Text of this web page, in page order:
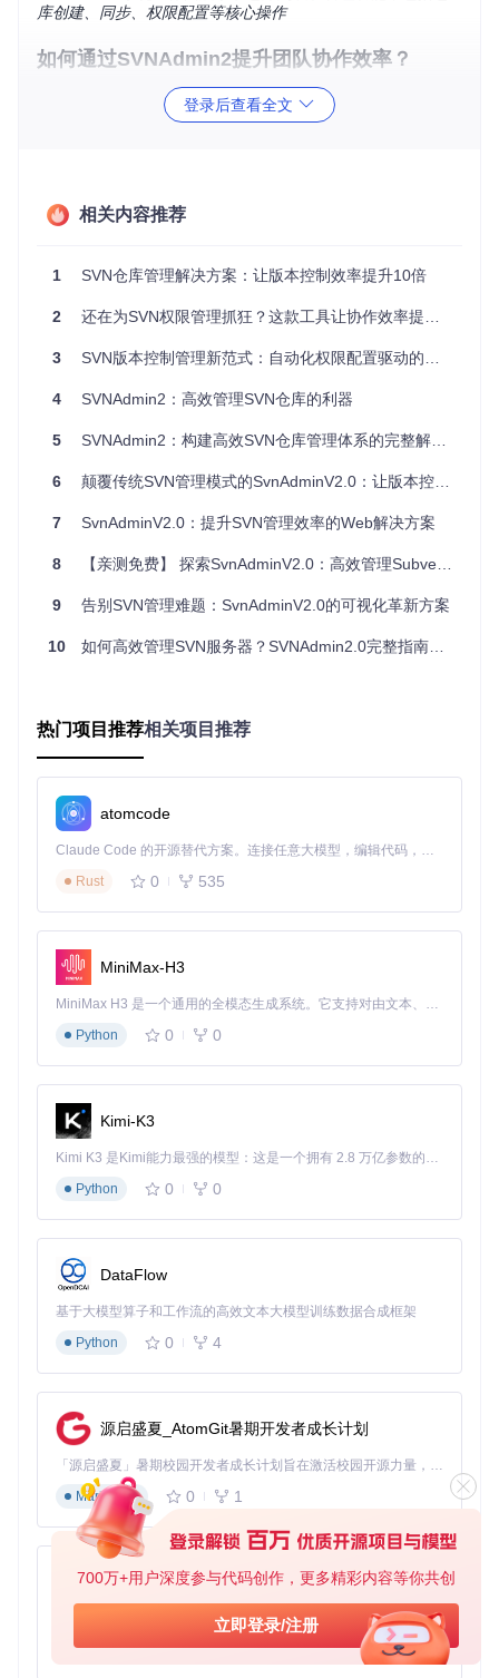
700万+用户深度参与代码创作，更多精彩内容等你共创
立即登录/注册
库创建、同步、权限配置等核心操作
如何通过SVNAdmin2提升团队协作效率？
多协议支持如何满足不同团队需求？
系统提供LDAP集成功能，可直接对接企业现有的人员架构和
属性，即可实现单点登录和统一权限管理，大幅降低企业认证
如何快速部署SVNAdmin2系统？
Docker部署方式让系统搭建变得异常简单，只需一条命令即可
对于需要源码部署的场景，系统提供了针对CentOS和Ubuntu
程。
现有SVN仓库如何平滑迁移？
迁移现有仓库到SVNAdmin2系统只需五个步骤：确认仓库版
保迁移过程零数据丢失。
SVNAdmin2系统自动将传统相对路径权限配置转换为带版本
库标识的格式，确保迁移兼容性
SVNAdmin2的技术架构有哪些优势？
系统采用"Web界面+后台服务"的分层架构：前端基于Vue.js构
建现代化交互界面，后端使用PHP处理业务逻辑，支持SQLite
和MySQL双数据库存储。这种架构设计确保了系统的稳定性
和可扩展性，同时提供精细化的用户权限控制机制。
常见技术问题如何解决？
如何切换数据库类型？
整个过程无需复杂的命令行操作。
如何配置LDAP认证？
在系统设置中找到LDAP配置项，填写服务器地址、端口、Bas
测试连接功能，确保LDAP配置正确无误。
选择SVNAdmin2的六个理由
开源免费：完全开源的代码base，支持自由定制和二次开
发
企业级集成
容器化部署：Docker支持确保环境一致性和部署效率
通过SVNAdmin2，团队可以将精力集中在代码开发而非配置
管理上，显著提升版本控制效率。无论是小型团队还是大型企
业，都能从中获得管理体验的革命性提升。
获取项目源码：
登录后查看全文
相关内容推荐
1 SVN仓库管理解决方案：让版本控制效率提升10倍
2 还在为SVN权限管理抓狂？这款工具让协作效率提升300%
3 SVN版本控制管理新范式：自动化权限配置驱动的效率革命
4 SVNAdmin2：高效管理SVN仓库的利器
5 SVNAdmin2：构建高效SVN仓库管理体系的完整解决方案
6 颠覆传统SVN管理模式的SvnAdminV2.0：让版本控制效率提升85%的SVN仓库管理工具
7 SvnAdminV2.0：提升SVN管理效率的Web解决方案
8 【亲测免费】 探索SvnAdminV2.0：高效管理Subversion仓库的新工具
9 告别SVN管理难题：SvnAdminV2.0的可视化革新方案
10 如何高效管理SVN服务器？SVNAdmin2.0完整指南：从安装到权限配置 🚀
热门项目推荐相关项目推荐
atomcode
Claude Code 的开源替代方案。连接任意大模型，编辑代码，运行命令，自动验证 — 全自动执行。用 Rust 构建，极致性能。 ｜ An open-source alternative to Claude Code. Connect any LLM, edit code, run commands, and verify changes — autonomously. Built in Rust for speed. Get Started
Rust
0 535
MiniMax-H3
MiniMax H3 是一个通用的全模态生成系统。它支持对由文本、图像、视频和音频组成的多模态上下文进行统一理解，并能生成分辨率高达 2K、时长可达 15 秒的带原生立体声音频的视频。得益于面向任务泛化的系统设计，H3 在预训练阶段就已具备广泛的多模态上下文理解与生成能力，能够出色地执行复杂的多模态指令。
Python
0 0
Kimi-K3
Kimi K3 是Kimi能力最强的模型：这是一个拥有 2.8 万亿参数的混合专家（MoE）模型，具备原生视觉理解能力，并支持 100 万 token 的上下文窗口。
Python
0 0
DataFlow
基于大模型算子和工作流的高效文本大模型训练数据合成框架
Python
0 4
源启盛夏_AtomGit暑期开发者成长计划
「源启盛夏」暑期校园开发者成长计划旨在激活校园开源力量，通过积分激励、认证扶持、资源倾斜等形式，引导高校组织和开发者完成「入驻 — 建项目 — 做贡献 — 获认证 — 得资源」的完整闭环。无论你是想带领社团入驻平台的组织者，还是希望用代码贡献证明自己的开发者，都能在这里找到属于你的成长路径。
Markdown
0 1
py-xiaozhi
基于Python的Xiaozhi AI，适用于想要完整Xiaozhi体验而无需拥有专用硬件的用户。
Python
0 1